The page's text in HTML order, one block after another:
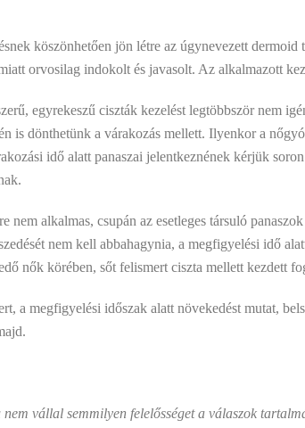
köszönhetően jön létre az úgynevezett
orvosilag indokolt és javasolt. Az alkalmazott
egyrekeszű ciszták kezelést legtöbbször nem
is dönthetünk a várakozás mellett. Ilyenkor a
idő alatt panaszai jelentkeznének kérjük
nem alkalmas, csupán az esetleges társuló
nem kell abbahagynia, a megfigyelési idő
nők körében, sőt felismert ciszta mellett kezdett
a megfigyelési időszak alatt növekedést mutat,
vállal semmilyen felelősséget a válaszok